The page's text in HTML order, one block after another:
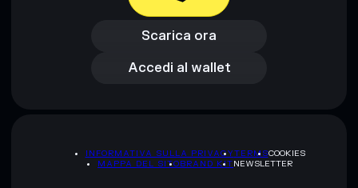
Scarica ora
Scarica ora
Accedi al wallet
Accedi al wallet
INFORMATIVA SULLA PRIVACYTERMSCOOKIES
MAPPA DEL SITOBRAND KITNEWSLETTER